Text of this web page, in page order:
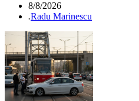
8/8/2026
.Radu Marinescu